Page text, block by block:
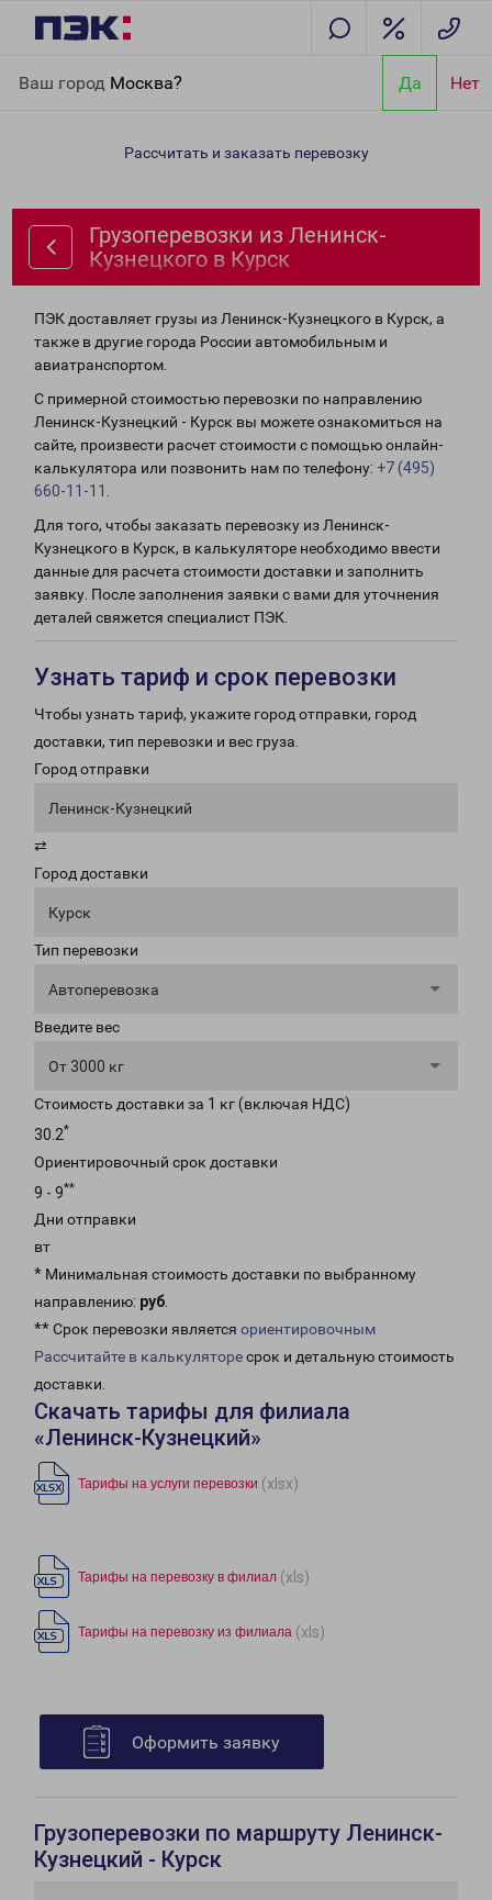
Ваш город Москва? Да Нет
Кузнецкого в Курск
Рассчитать и заказать перевозку
Грузоперевозки из Ленинск-
Кузнецкого в Курск
ПЭК доставляет грузы из Ленинск-Кузнецкого в Курск, а
также в другие города России автомобильным и
авиатранспортом.
С примерной стоимостью перевозки по направлению
Ленинск-Кузнецкий - Курск вы можете ознакомиться на
сайте, произвести расчет стоимости с помощью онлайн-
калькулятора или позвонить нам по телефону: +7 (495)
660-11-11
Для того, чтобы заказать перевозку из Ленинск-
Кузнецкого в Курск, в калькуляторе необходимо ввести
данные для расчета стоимости доставки и заполнить
заявку. После заполнения заявки с вами для уточнения
деталей свяжется специалист ПЭК.
Узнать тариф и срок перевозки
Чтобы узнать тариф, укажите город отправки, город
доставки, тип перевозки и вес груза.
Город отправки
Ленинск-Кузнецкий
⇄
Город доставки
Курск
Тип перевозки
Автоперевозка
Введите вес
От 3000 кг
Стоимость доставки за 1 кг (включая НДС)
30.2*
Ориентировочный срок доставки
9 - 9**
Дни отправки
вт
* Минимальная стоимость доставки по выбранному
направлению: руб.
** Срок перевозки является ориентировочным
Рассчитайте в калькуляторесрок и детальную стоимость
доставки.
Скачать тарифы для филиала
«Ленинск-Кузнецкий»
Тарифы на услуги перевозки (xlsx)
Тарифы на перевозку в филиал (xls)
Тарифы на перевозку из филиала (xls)
Оформить заявку
Грузоперевозки по маршруту Ленинск-
Кузнецкий - Курск